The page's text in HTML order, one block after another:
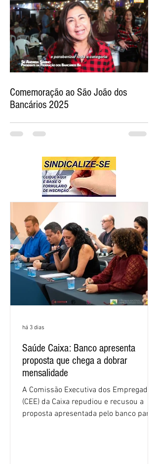
Comemoração ao São João dos
Bancários 2025
Saúde Caixa: Banco apresenta
proposta que chega a dobrar
mensalidade
A Comissão Executiva dos Empregados
(CEE) da Caixa repudiou e recusou a
proposta apresentada pelo banco para o
há 3 dias